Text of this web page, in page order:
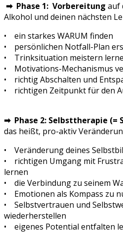
➡ Phase 1: Vorbereitung auf
Alkohol und deinen nächsten
• ein starkes WARUM finden
• persönlichen Notfall-Plan
• Trinksituation meistern
• Motivations-Mechanismus
• richtig Abschalten und
• richtigen Zeitpunkt für den
➡ Phase 2: Selbsttherapie (=
das heißt, pro-aktiv
• Veränderung deines
• richtigen Umgang mit
lernen
• die Verbindung zu seinem
• Emotionen als Kompass zu
• Selbstvertrauen und
wiederherstellen
• eigenes Potential entfalten